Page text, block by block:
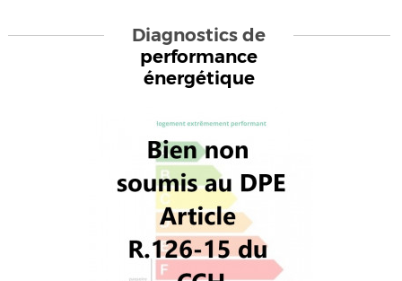
Diagnostics de
performance
énergétique